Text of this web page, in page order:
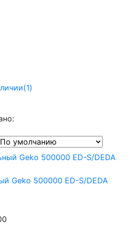
(1)
Geko 500000 ED-S/DEDA